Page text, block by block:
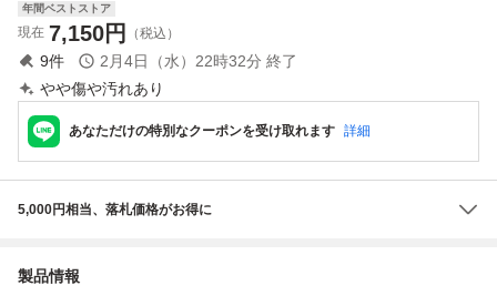
年間ベストストア
現在 7,150円 （税込）
9件 2月4日（水）22時32分 終了
やや傷や汚れあり
あなただけの特別なクーポンを受け取れます 詳細
5,000円相当、落札価格がお得に
製品情報